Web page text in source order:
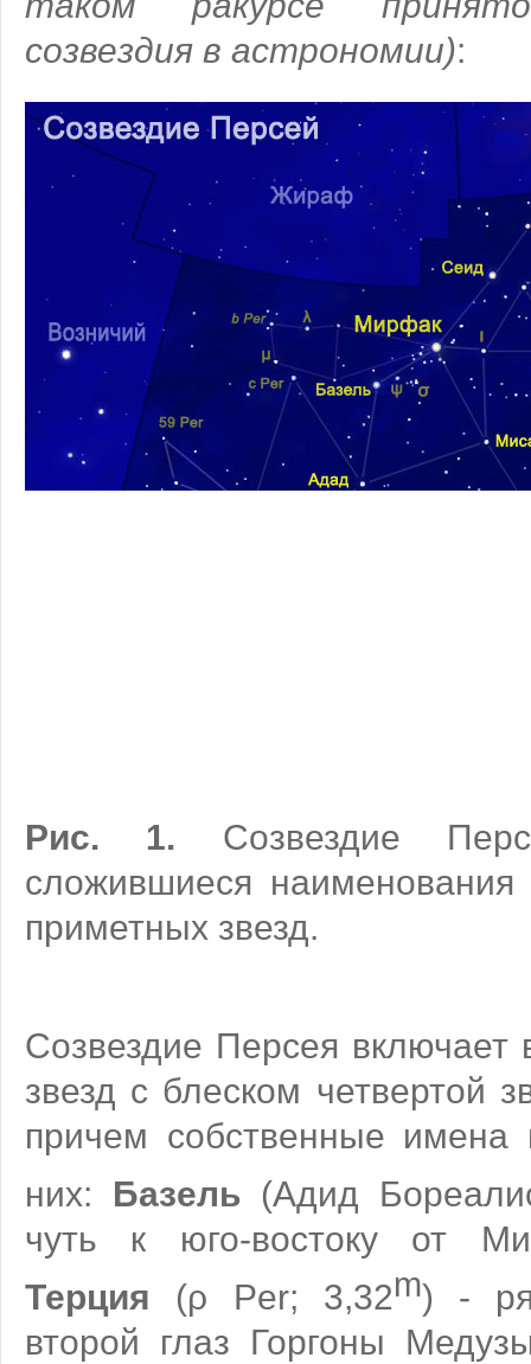
созвездия в астрономии):
Рис. 1. Созвездие
сложившиеся
приметных звезд.
Созвездие Персея включает
звезд с блеском четвертой
причем собственные имена
них: Базель (Адид
чуть к юго-востоку от
Терция (ρ Per; 3,32m) -
второй глаз Горгоны